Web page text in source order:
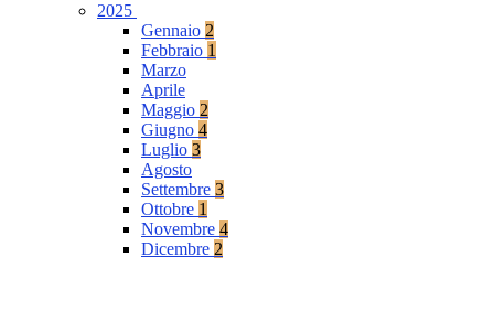
2025
Gennaio 2
Febbraio 1
Marzo
Aprile
Maggio 2
Giugno 4
Luglio 3
Agosto
Settembre 3
Ottobre 1
Novembre 4
Dicembre 2